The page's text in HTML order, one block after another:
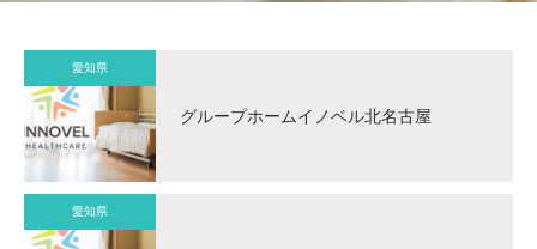
愛知県
グループホームイノベル北名古屋
愛知県